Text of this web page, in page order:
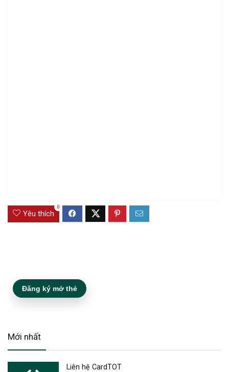
Yêu thích
0
Đăng ký mở thẻ
Mới nhất
Liên hệ CardTOT